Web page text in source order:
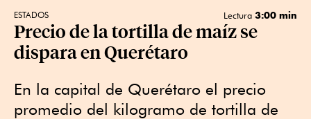
ESTADOS Lectura 3:00 min
Precio de la tortilla de maíz se
dispara en Querétaro
En la capital de Querétaro el precio
promedio del kilogramo de tortilla de